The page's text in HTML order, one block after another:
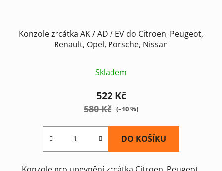
Konzole zrcátka AK / AD / EV do Citroen, Peugeot,
Renault, Opel, Porsche, Nissan
Skladem
522 Kč
580 Kč (–10 %)
DO KOŠÍKU